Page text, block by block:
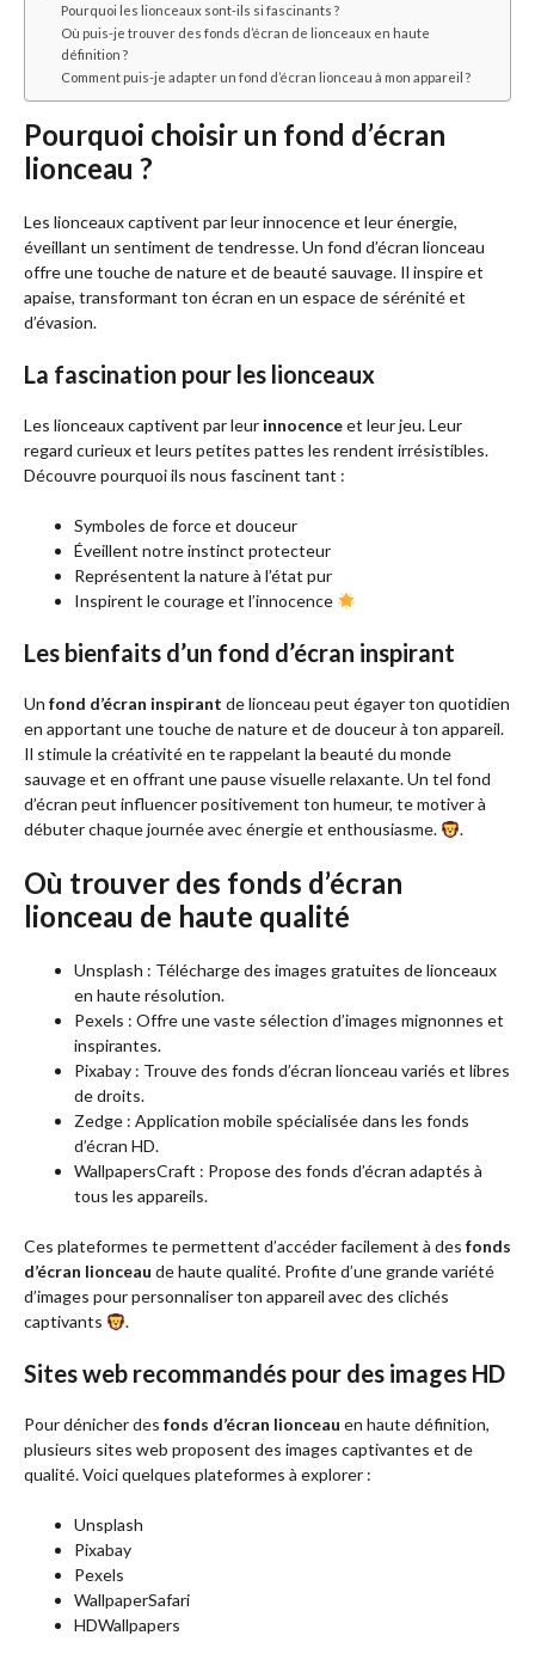
Pourquoi les lionceaux sont-ils si fascinants ?
Où puis-je trouver des fonds d’écran de lionceaux en haute
définition ?
Comment puis-je adapter un fond d’écran lionceau à mon appareil ?
Pourquoi choisir un fond d’écran
lionceau ?
Les lionceaux captivent par leur innocence et leur énergie,
éveillant un sentiment de tendresse. Un fond d’écran lionceau
offre une touche de nature et de beauté sauvage. Il inspire et
apaise, transformant ton écran en un espace de sérénité et
d’évasion.
La fascination pour les lionceaux
Les lionceaux captivent par leur innocenceet leur jeu. Leur
regard curieux et leurs petites pattes les rendent irrésistibles.
Découvre pourquoi ils nous fascinent tant :
Symboles de force et douceur
Éveillent notre instinct protecteur
Représentent la nature à l’état pur
Inspirent le courage et l’innocence
Les bienfaits d’un fond d’écran inspirant
Un fond d’écran inspirant de lionceau peut égayer ton quotidien
en apportant une touche de nature et de douceur à ton appareil.
Il stimule la créativité en te rappelant la beauté du monde
sauvage et en offrant une pause visuelle relaxante. Un tel fond
d’écran peut influencer positivement ton humeur, te motiver à
débuter chaque journée avec énergie et enthousiasme.
.
Où trouver des fonds d’écran
lionceau de haute qualité
Unsplash : Télécharge des images gratuites de lionceaux
en haute résolution.
Pexels : Offre une vaste sélection d’images mignonnes et
inspirantes.
Pixabay : Trouve des fonds d’écran lionceau variés et libres
de droits.
Zedge : Application mobile spécialisée dans les fonds
d’écran HD.
WallpapersCraft : Propose des fonds d’écran adaptés à
tous les appareils.
Ces plateformes te permettent d’accéder facilement à des fonds
d’écran lionceau de haute qualité. Profite d’une grande variété
d’images pour personnaliser ton appareil avec des clichés
captivants
.
Sites web recommandés pour des images HD
Pour dénicher des fonds d’écran lionceau en haute définition,
plusieurs sites web proposent des images captivantes et de
qualité. Voici quelques plateformes à explorer :
Unsplash
Pixabay
Pexels
WallpaperSafari
HDWallpapers